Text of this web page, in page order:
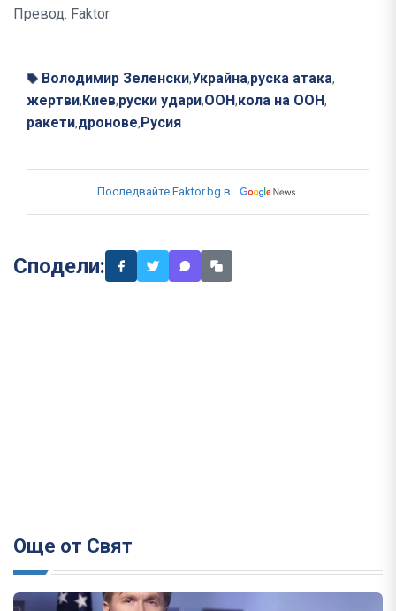
Превод: Faktor
Володимир Зеленски,Украйна,руска атака,
жертви, Киев,руски удари,ООН,кола на ООН,
ракети,дронове, Русия
Последвайте Faktor.bg в
Сподели:
Още от Свят